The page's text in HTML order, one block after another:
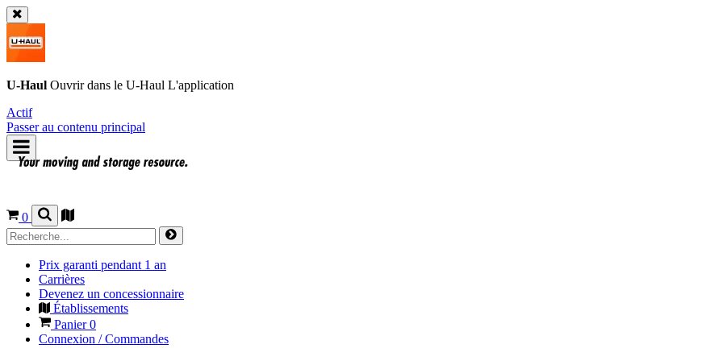
U-Haul Ouvrir dans le U-Haul L'application
Actif
Passer au contenu principal
0
Prix garanti pendant 1 an
Carrières
Devenez un concessionnaire
Établissements
Panier0
Connexion / Commandes